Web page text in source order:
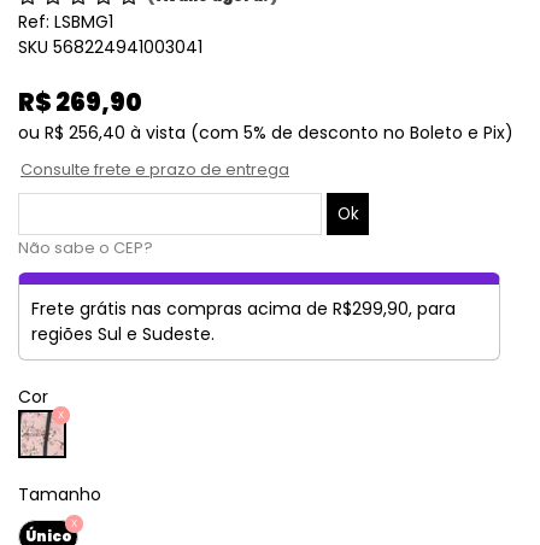
Ref: LSBMG1
SKU 568224941003041
R$ 269,90
ou R$ 256,40 à vista (com 5% de desconto no Boleto e Pix)
Consulte frete e prazo de entrega
Não sabe o CEP?
Frete grátis nas compras acima de R$299,90, para
regiões Sul e Sudeste.
Cor
Tamanho
Único